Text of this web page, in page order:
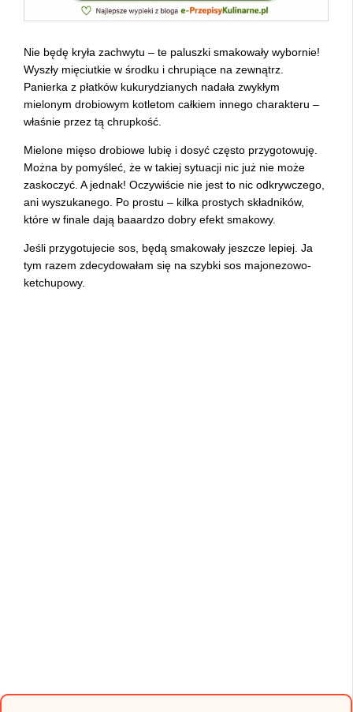
Nie będę kryła zachwytu – te paluszki smakowały wybornie!
Wyszły mięciutkie w środku i chrupiące na zewnątrz.
Panierka z płatków kukurydzianych nadała zwykłym
mielonym drobiowym kotletom całkiem innego charakteru –
właśnie przez tą chrupkość.
Mielone mięso drobiowe lubię i dosyć często przygotowuję.
Można by pomyśleć, że w takiej sytuacji nic już nie może
zaskoczyć. A jednak! Oczywiście nie jest to nic odkrywczego,
ani wyszukanego. Po prostu – kilka prostych składników,
które w finale dają baaardzo dobry efekt smakowy.
Jeśli przygotujecie sos, będą smakowały jeszcze lepiej. Ja
tym razem zdecydowałam się na szybki sos majonezowo-
ketchupowy.